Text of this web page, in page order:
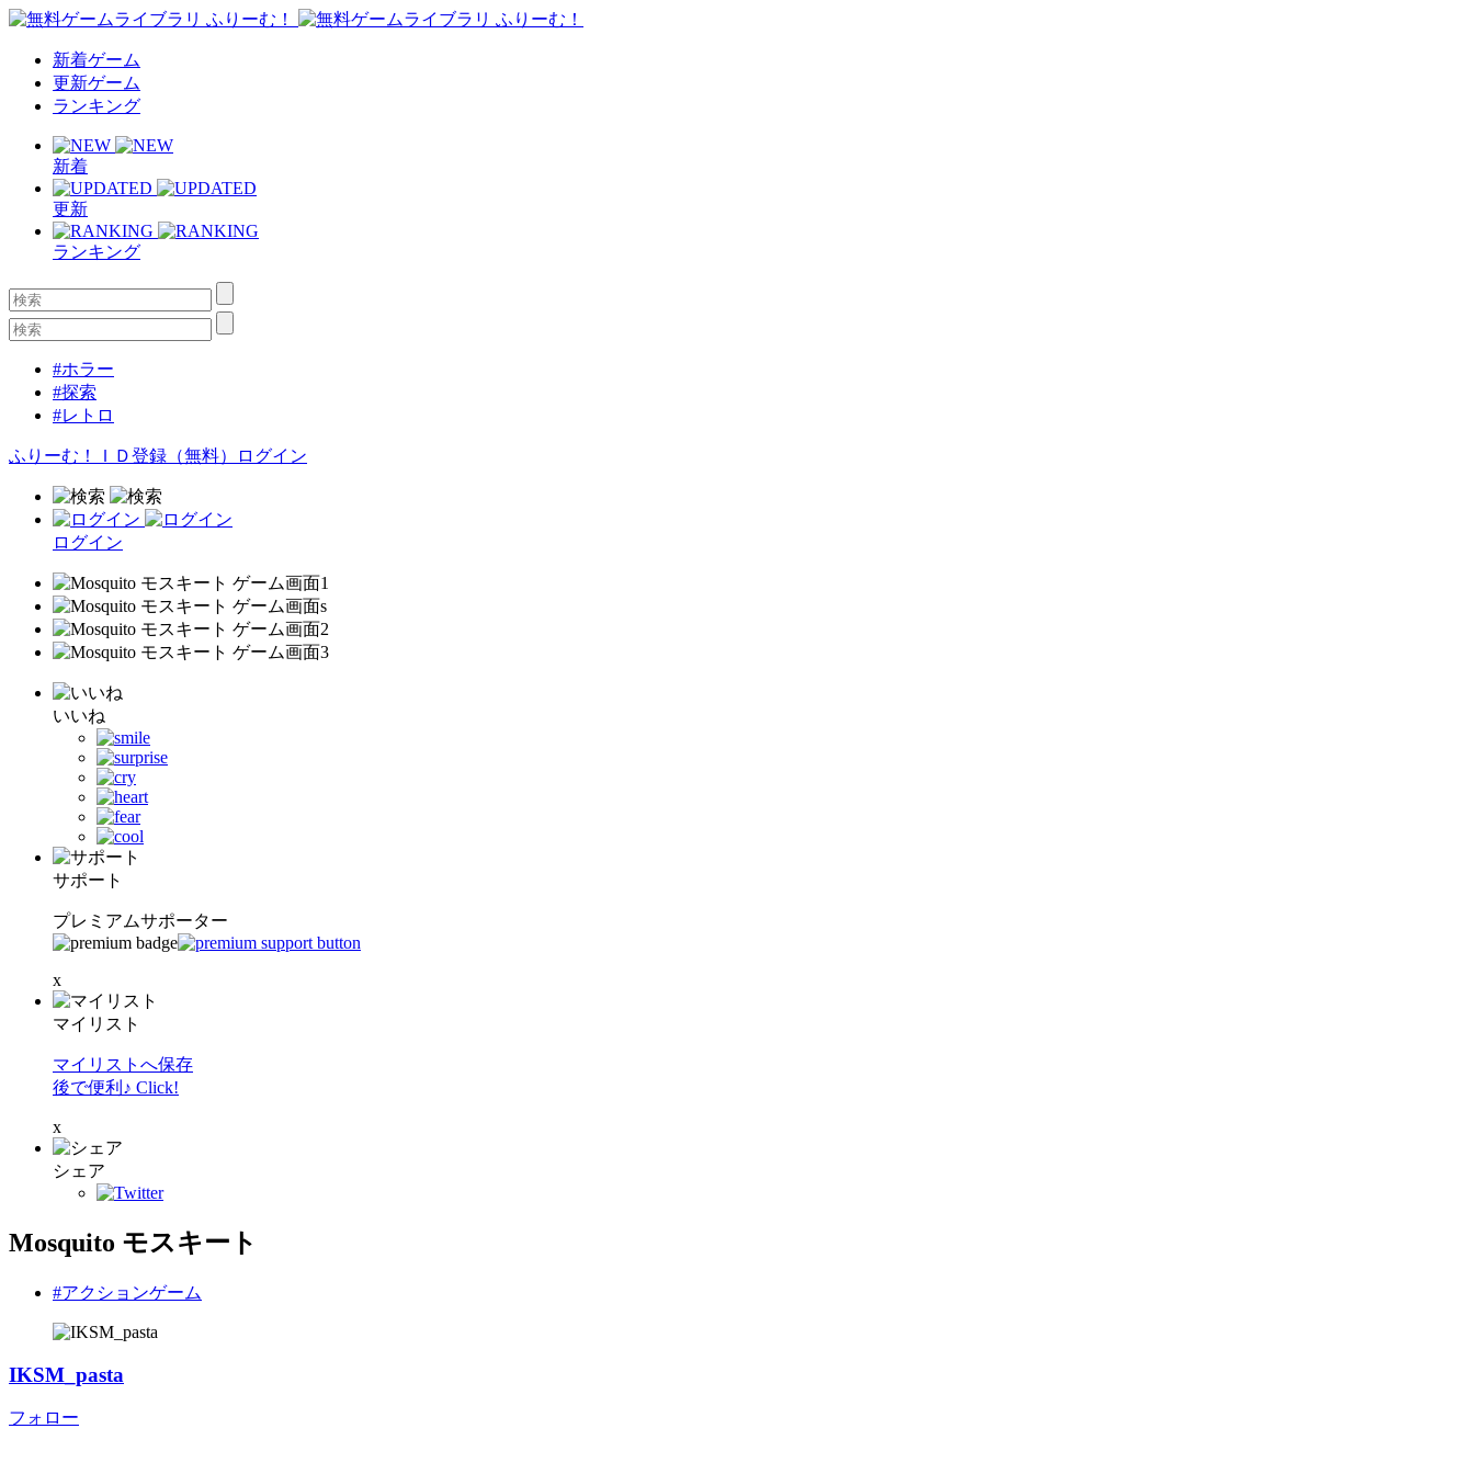
新着ゲーム
更新ゲーム
ランキング
新着
更新
ランキング
#ホラー
#探索
#レトロ
ふりーむ！ＩＤ登録（無料） ログイン
ログイン
いいね
サポート
プレミアムサポーター
x
マイリスト
マイリストへ保存
後で便利♪ Click!
x
シェア
Mosquito モスキート
#アクションゲーム
IKSM_pasta
フォロー